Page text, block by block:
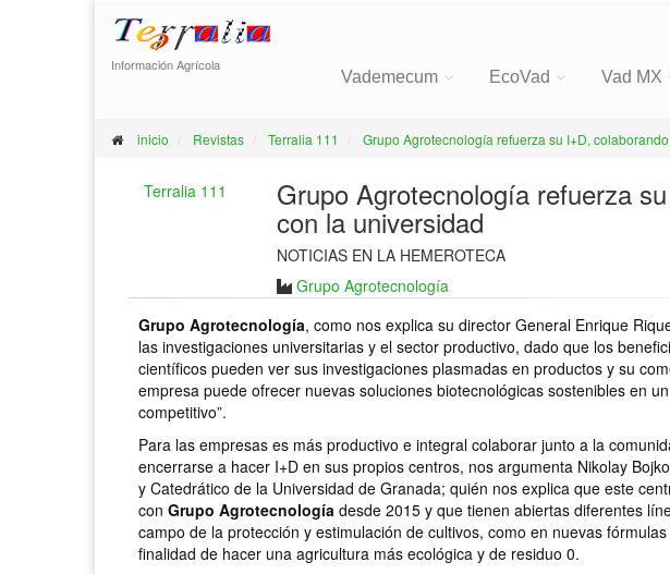
Información Agrícola
Vademecum EcoVad Vad MX
inicio Revistas Terralia 111 Grupo Agrotecnología refuerza su I+D,
Terralia 111 Grupo Agrotecnología refuerza
con la universidad
NOTICIAS EN LA HEMEROTECA
Grupo Agrotecnología
Grupo Agrotecnología, como nos explica su director General Enrique
las investigaciones universitarias y el sector productivo, dado que los
científicos pueden ver sus investigaciones plasmadas en productos y su
empresa puede ofrecer nuevas soluciones biotecnológicas sostenibles en
competitivo”.
Para las empresas es más productivo e integral colaborar junto a la
encerrarse a hacer I+D en sus propios centros, nos argumenta Nikolay
y Catedrático de la Universidad de Granada; quién nos explica que este
con Grupo Agrotecnología desde 2015 y que tienen abiertas diferentes
campo de la protección y estimulación de cultivos, como en nuevas
finalidad de hacer una agricultura más ecológica y de residuo 0.